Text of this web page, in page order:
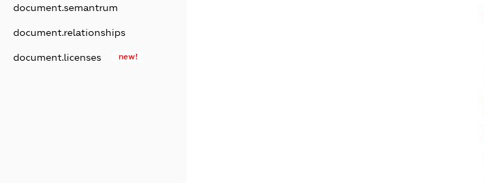
document.semantrum
document.relationships
document.licenses new!